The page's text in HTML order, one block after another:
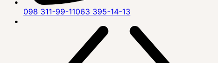
098 311-99-11063 395-14-13